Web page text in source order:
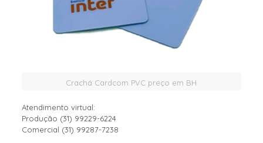
Crachá Cardcom PVC preço em BH
Atendimento virtual:
Produção (31) 99229-6224
Comercial (31) 99287-7238